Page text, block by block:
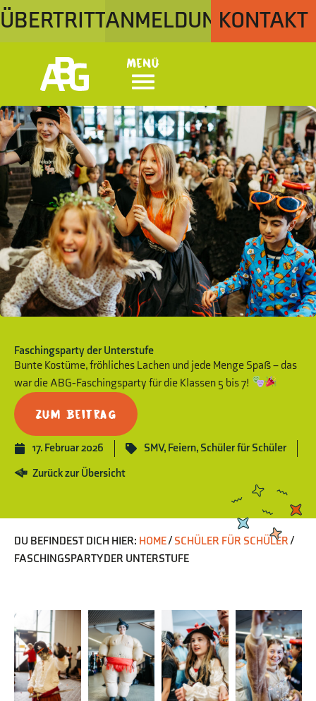
ÜBERTRITTANMELDUNGKONTAKT
Menü
Faschingsparty der Unterstufe
Bunte Kostüme, fröhliches Lachen und jede Menge Spaß – das
war die ABG-Faschingsparty für die Klassen 5 bis 7!
Zum Beitrag
17. Februar 2026 SMV, Feiern, Schüler für Schüler
Zurück zur Übersicht
DU BEFINDEST DICH HIER: HOME/ SCHÜLER FÜR SCHÜLER/
FASCHINGSPARTY DER UNTERSTUFE